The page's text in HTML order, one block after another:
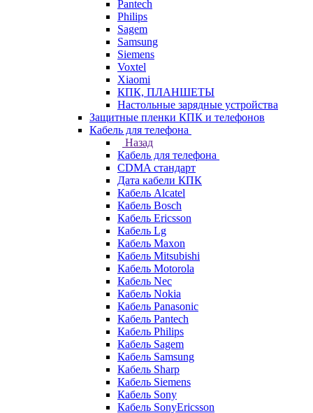
Pantech
Philips
Sagem
Samsung
Siemens
Voxtel
Xiaomi
КПК, ПЛАНШЕТЫ
Настольные зарядные устройства
Защитные пленки КПК и телефонов
Кабель для телефона
Назад
Кабель для телефона
CDMA стандарт
Дата кабели КПК
Кабель Alcatel
Кабель Bosch
Кабель Ericsson
Кабель Lg
Кабель Maxon
Кабель Mitsubishi
Кабель Motorola
Кабель Nec
Кабель Nokia
Кабель Panasonic
Кабель Pantech
Кабель Philips
Кабель Sagem
Кабель Samsung
Кабель Sharp
Кабель Siemens
Кабель Sony
Кабель SonyEricsson